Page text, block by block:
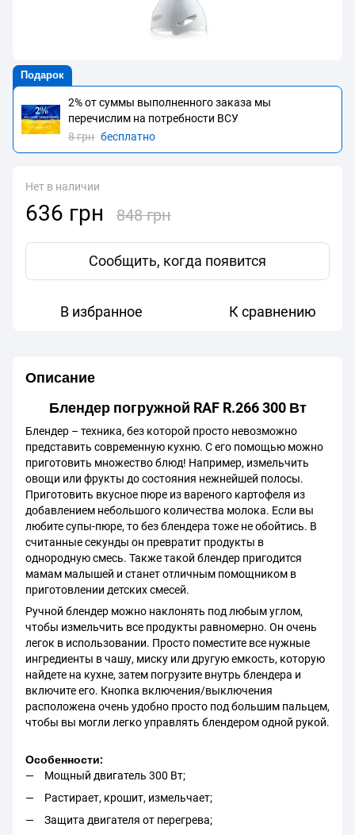
Подарок
2% от суммы выполненного заказа мы
перечислим на потребности BCУ
8 грн бесплатно
Нет в наличии
636 грн 848 грн
Сообщить, когда появится
В избранное К сравнению
Описание
Блендер погружной RAF R.266 300 Вт
Блендер – техника, без которой просто невозможно
представить современную кухню. С его помощью можно
приготовить множество блюд! Например, измельчить
овощи или фрукты до состояния нежнейшей полосы.
Приготовить вкусное пюре из вареного картофеля из
добавлением небольшого количества молока. Если вы
любите супы-пюре, то без блендера тоже не обойтись. В
считанные секунды он превратит продукты в
однородную смесь. Также такой блендер пригодится
мамам малышей и станет отличным помощником в
приготовлении детских смесей.
Ручной блендер можно наклонять под любым углом,
чтобы измельчить все продукты равномерно. Он очень
легок в использовании. Просто поместите все нужные
ингредиенты в чашу, миску или другую емкость, которую
найдете на кухне, затем погрузите внутрь блендера и
включите его. Кнопка включения/выключения
расположена очень удобно просто под большим пальцем,
чтобы вы могли легко управлять блендером одной рукой.
Особенности:
Мощный двигатель 300 Вт;
Растирает, крошит, измельчает;
Защита двигателя от перегрева;